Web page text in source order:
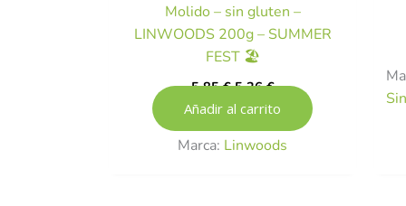
Molido – sin gluten –
LINWOODS 200g – SUMMER
FEST 🏖️
5,85€ 5,26€
Añadir al carrito
Marca: Linwoods